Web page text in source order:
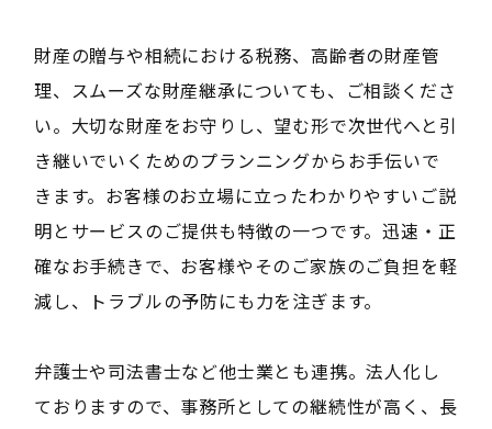
財産の贈与や相続における税務、高齢者の財産管
理、スムーズな財産継承についても、ご相談くださ
い。大切な財産をお守りし、望む形で次世代へと引
き継いでいくためのプランニングからお手伝いで
きます。お客様のお立場に立ったわかりやすいご説
明とサービスのご提供も特徴の一つです。迅速・正
確なお手続きで、お客様やそのご家族のご負担を軽
減し、トラブルの予防にも力を注ぎます。
弁護士や司法書士など他士業とも連携。法人化し
ておりますので、事務所としての継続性が高く、長